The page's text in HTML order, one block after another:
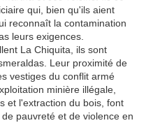
qui, bien qu'ils aient
reconnaît la contamination
leurs exigences.
La Chiquita, ils sont
Leur proximité de
vestiges du conflit armé
minière illégale,
et l'extraction du bois, font
pauvreté et de violence en